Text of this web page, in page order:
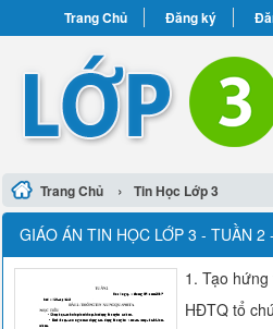
Trang Chủ Đăng ký
Trang Chủ › Tin Học Lớp 3
GIÁO ÁN TIN HỌC LỚP 3 - TUẦN
1. Tạo hứng
HĐTQ tổ